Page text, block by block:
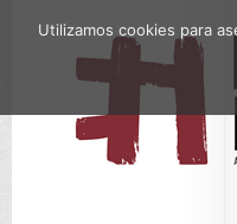
Utilizamos cookies para